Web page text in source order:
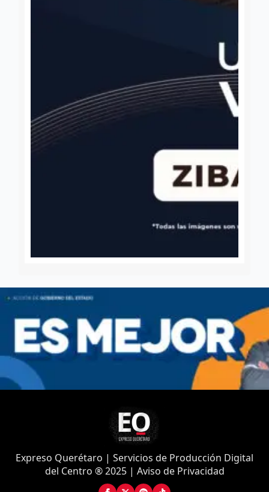
Expreso Querétaro | Servicios de Producción Digital
del Centro ® 2025 | Aviso de Privacidad